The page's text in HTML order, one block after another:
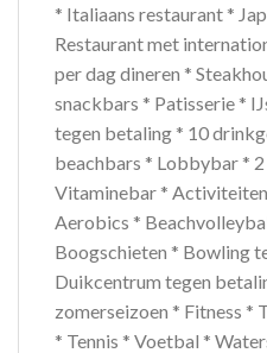
* Italiaans restaurant *
Restaurant met
per dag dineren *
snackbars * Patisserie *
tegen betaling * 10
beachbars * Lobbybar *
Vitaminebar *
Aerobics *
Boogschieten * Bowling
Duikcentrum tegen
zomerseizoen * Fitness *
* Tennis * Voetbal *